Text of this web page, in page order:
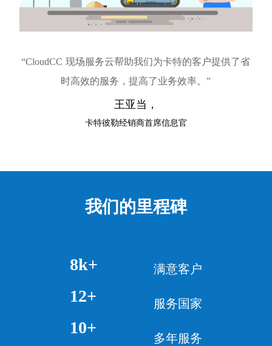
“CloudCC 现场服务云帮助我们为卡特的客户提供了省
时高效的服务，提高了业务效率。”
王亚当，
卡特彼勒经销商首席信息官
我们的里程碑
8k+
12+
10+
满意客户
服务国家
多年服务